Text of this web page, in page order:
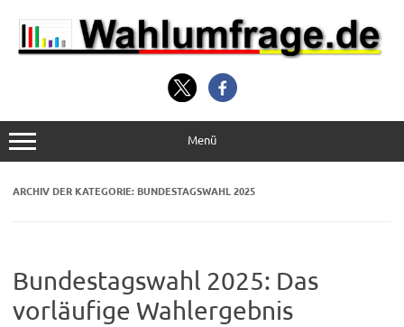
Inhalt
springen
Menü
ARCHIV DER KATEGORIE: BUNDESTAGSWAHL 2025
Bundestagswahl 2025: Das
vorläufige Wahlergebnis